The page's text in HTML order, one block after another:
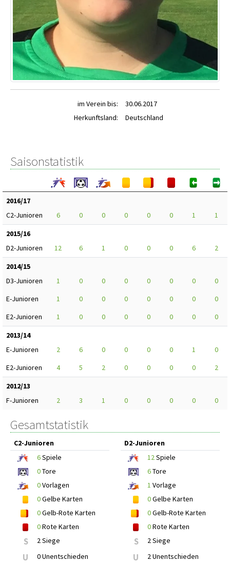
im Verein bis:
30.06.2017
Herkunftsland:
Deutschland
Saisonstatistik
2016/17
C2-Junioren
6 0 0 0 0 0 1
1
2015/16
D2-Junioren
12 6 1 0 0 0 6
2
2014/15
D3-Junioren
1 0 0 0 0 0 0
0
E-Junioren
1 0 0 0 0 0 0
0
E2-Junioren
1 0 0 0 0 0 0
0
2013/14
E-Junioren
2 6 0 0 0 0 1
0
E2-Junioren
4 5 2 0 0 0 0
2
2012/13
F-Junioren
2 3 1 0 0 0 0 0
Gesamtstatistik
C2-Junioren
6Spiele
0Tore
0Vorlagen
0Gelbe Karten
0Gelb-Rote Karten
0Rote Karten
S 2 Siege
U 0 Unentschieden
D2-Junioren
12Spiele
6Tore
1 Vorlage
0Gelbe Karten
0Gelb-Rote Karten
0Rote Karten
S 2 Siege
U 2 Unentschieden